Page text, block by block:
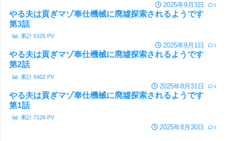
2025年9月3日 0
やる夫は貢ぎマゾ奉仕機械に廃墟探索されるようです
第3話
累計 5105 PV
2025年9月1日 2
やる夫は貢ぎマゾ奉仕機械に廃墟探索されるようです
第2話
累計 5402 PV
2025年8月31日 3
やる夫は貢ぎマゾ奉仕機械に廃墟探索されるようです
第1話
累計 7126 PV
2025年8月30日 5